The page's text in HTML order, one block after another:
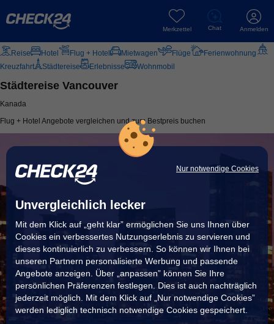
Nur notwendige Cookies
Unvergleichlich lecker
Mit dem Klick auf „geht klar” ermöglichen Sie uns Ihnen über
Cookies ein verbessertes Nutzungserlebnis zu servieren und
dieses kontinuierlich zu verbessern. So können wir Ihnen bei
unseren Partnern personalisierte Werbung und passende
Angebote anzeigen. Über „anpassen” können Sie Ihre
persönlichen Präferenzen festlegen. Dies ist auch nachträglich
jederzeit möglich. Mit dem Klick auf „Nur notwendige Cookies”
werden lediglich technisch notwendige Cookies gespeichert.
Anmelden
Chat
Merkzettel
Reise Hotel Flug + Hotel Mietwagen Flüge
Ferienwohnung
Kreuzfahrt
Städtereise Erlebnisse Wohnmobil
Städtereise Vancouver
Kanada
Flug + Hotel Angebote vergleichen und zum Bestpreis buchen